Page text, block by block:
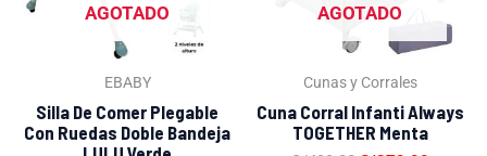
AGOTADO
EBABY
Silla De Comer Plegable
Con Ruedas Doble Bandeja
AGOTADO
Cunas y Corrales
Cuna Corral Infanti Always
TOGETHER Menta